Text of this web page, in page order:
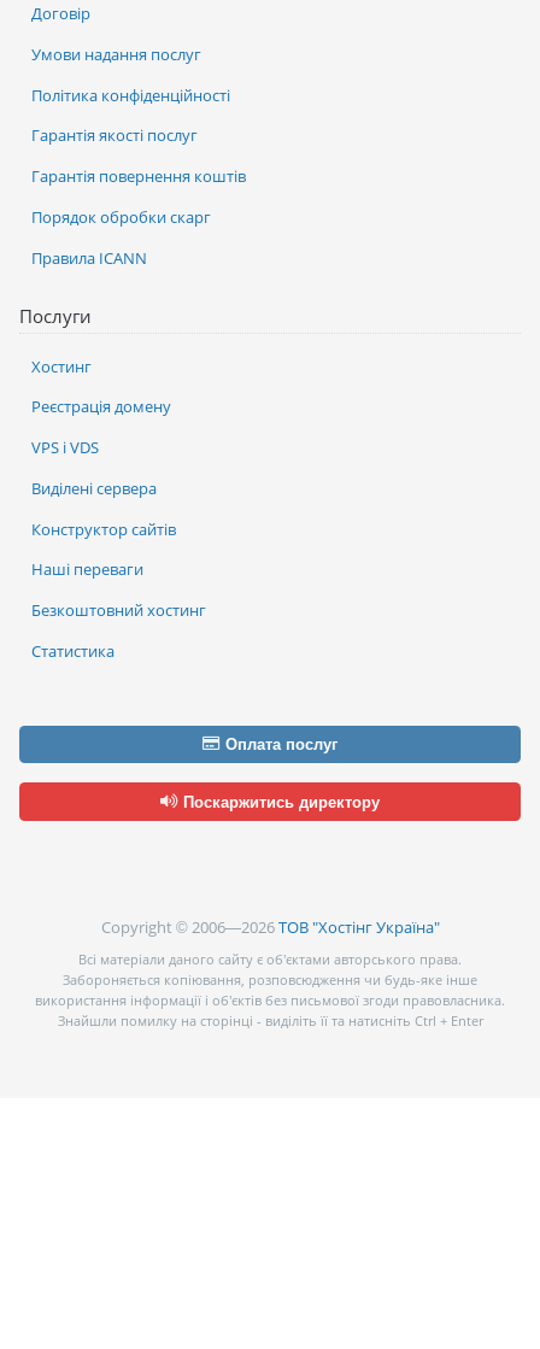
Послуги
Хостинг
Реєстрація домену
VPS і VDS
Виділені сервера
Конструктор сайтів
Наші переваги
Безкоштовний хостинг
Статистика
Договір
Умови надання послуг
Політика конфіденційності
Гарантія якості послуг
Гарантія повернення коштів
Порядок обробки скарг
Правила ICANN
Оплата послуг
Поскаржитись директору
Copyright © 2006—2026ТОВ "Хостінг Україна"
Всі матеріали даного сайту є об’єктами авторського права.
Забороняється копіювання, розповсюдження чи будь-яке інше
використання інформації і об’єктів без письмової згоди правовласника.
Знайшли помилку на сторінці - виділіть її та натисніть Ctrl + Enter